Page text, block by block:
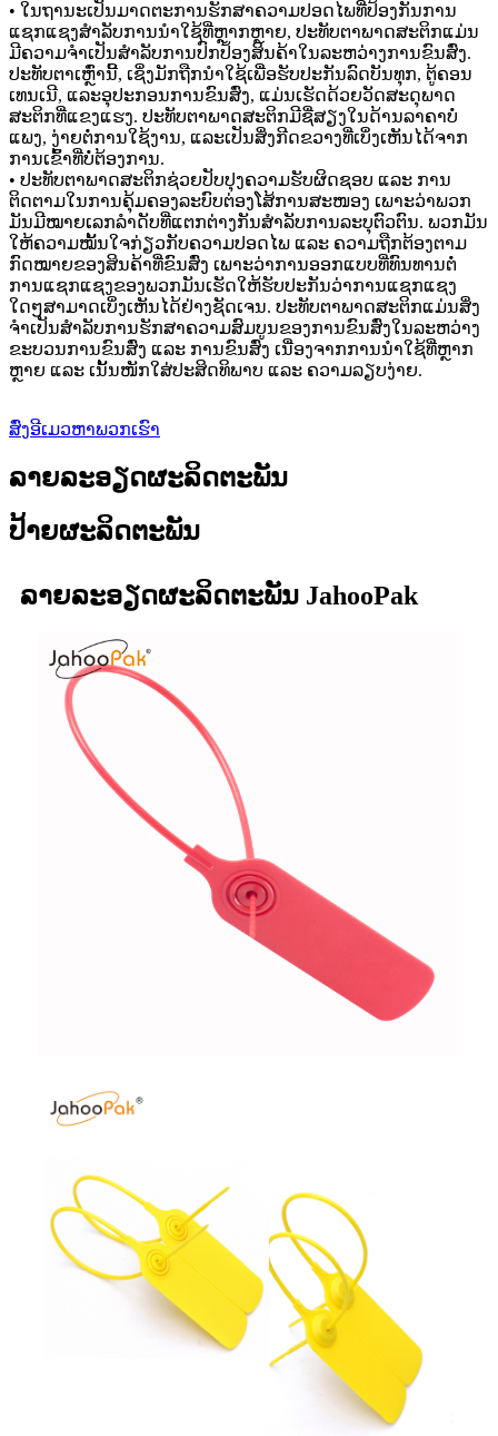
• ໃນຖານະເປັນມາດຕະການຮັກສາຄວາມປອດໄພທີ່ປ້ອງກັນການ
ແຊກແຊງສຳລັບການນຳໃຊ້ທີ່ຫຼາກຫຼາຍ, ປະທັບຕາພາດສະຕິກແມ່ນ
ມີຄວາມຈຳເປັນສຳລັບການປົກປ້ອງສິນຄ້າໃນລະຫວ່າງການຂົນສົ່ງ.
ປະທັບຕາເຫຼົ່ານີ້, ເຊິ່ງມັກຖືກນຳໃຊ້ເພື່ອຮັບປະກັນລົດບັນທຸກ, ຕູ້ຄອນ
ເທນເນີ, ແລະອຸປະກອນການຂົນສົ່ງ, ແມ່ນເຮັດດ້ວຍວັດສະດຸພາດ
ສະຕິກທີ່ແຂງແຮງ. ປະທັບຕາພາດສະຕິກມີຊື່ສຽງໃນດ້ານລາຄາບໍ່
ແພງ, ງ່າຍຕໍ່ການໃຊ້ງານ, ແລະເປັນສິ່ງກີດຂວາງທີ່ເບິ່ງເຫັນໄດ້ຈາກ
ການເຂົ້າທີ່ບໍ່ຕ້ອງການ.
• ປະທັບຕາພາດສະຕິກຊ່ວຍປັບປຸງຄວາມຮັບຜິດຊອບ ແລະ ການ
ຕິດຕາມໃນການຄຸ້ມຄອງລະບົບຕ່ອງໂສ້ການສະໜອງ ເພາະວ່າພວກ
ມັນມີໝາຍເລກລຳດັບທີ່ແຕກຕ່າງກັນສຳລັບການລະບຸຕົວຕົນ. ພວກມັນ
ໃຫ້ຄວາມໝັ້ນໃຈກ່ຽວກັບຄວາມປອດໄພ ແລະ ຄວາມຖືກຕ້ອງຕາມ
ກົດໝາຍຂອງສິນຄ້າທີ່ຂົນສົ່ງ ເພາະວ່າການອອກແບບທີ່ທົນທານຕໍ່
ການແຊກແຊງຂອງພວກມັນເຮັດໃຫ້ຮັບປະກັນວ່າການແຊກແຊງ
ໃດໆສາມາດເບິ່ງເຫັນໄດ້ຢ່າງຊັດເຈນ. ປະທັບຕາພາດສະຕິກແມ່ນສິ່ງ
ຈຳເປັນສຳລັບການຮັກສາຄວາມສົມບູນຂອງການຂົນສົ່ງໃນລະຫວ່າງ
ຂະບວນການຂົນສົ່ງ ແລະ ການຂົນສົ່ງ ເນື່ອງຈາກການນຳໃຊ້ທີ່ຫຼາກ
ຫຼາຍ ແລະ ເນັ້ນໜັກໃສ່ປະສິດທິພາບ ແລະ ຄວາມລຽບງ່າຍ.
ສົ່ງອີເມວຫາພວກເຮົາ
ລາຍລະອຽດຜະລິດຕະພັນ
ປ້າຍຜະລິດຕະພັນ
ລາຍລະອຽດຜະລິດຕະພັນ JahooPak